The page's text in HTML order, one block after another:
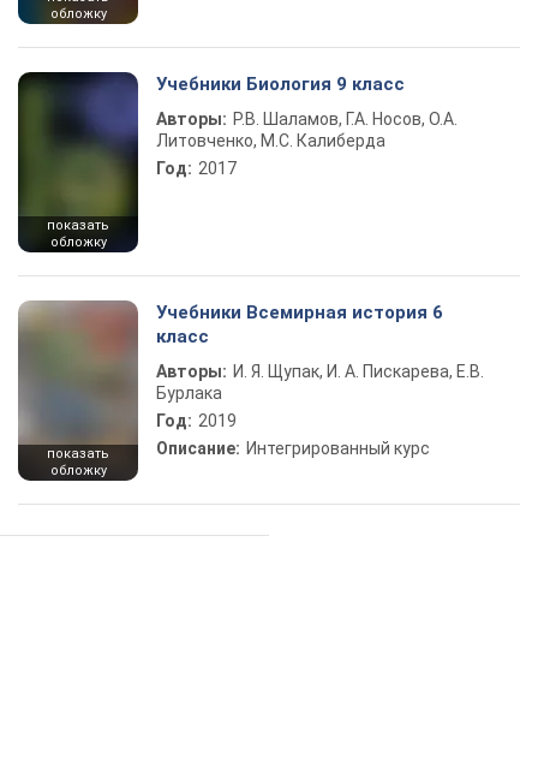
обложку
показать
обложку
Учебники Биология 9 класс
Авторы: Р.В. Шаламов, Г.А. Носов, О.А.
Литовченко, М.С. Калиберда
Год: 2017
показать
обложку
Учебники Всемирная история 6
класс
Авторы: И. Я. Щупак, И. А. Пискарева, Е.В.
Бурлака
Год: 2019
Описание: Интегрированный курс